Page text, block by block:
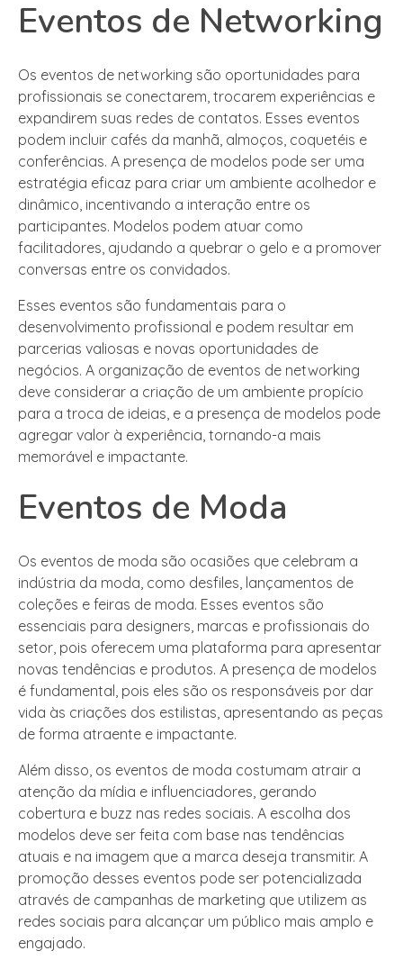
Eventos de Networking
Os eventos de networking são oportunidades para
profissionais se conectarem, trocarem experiências e
expandirem suas redes de contatos. Esses eventos
podem incluir cafés da manhã, almoços, coquetéis e
conferências. A presença de modelos pode ser uma
estratégia eficaz para criar um ambiente acolhedor e
dinâmico, incentivando a interação entre os
participantes. Modelos podem atuar como
facilitadores, ajudando a quebrar o gelo e a promover
conversas entre os convidados.
Esses eventos são fundamentais para o
desenvolvimento profissional e podem resultar em
parcerias valiosas e novas oportunidades de
negócios. A organização de eventos de networking
deve considerar a criação de um ambiente propício
para a troca de ideias, e a presença de modelos pode
agregar valor à experiência, tornando-a mais
memorável e impactante.
Eventos de Moda
Os eventos de moda são ocasiões que celebram a
indústria da moda, como desfiles, lançamentos de
coleções e feiras de moda. Esses eventos são
essenciais para designers, marcas e profissionais do
setor, pois oferecem uma plataforma para apresentar
novas tendências e produtos. A presença de modelos
é fundamental, pois eles são os responsáveis por dar
vida às criações dos estilistas, apresentando as peças
de forma atraente e impactante.
Além disso, os eventos de moda costumam atrair a
atenção da mídia e influenciadores, gerando
cobertura e buzz nas redes sociais. A escolha dos
modelos deve ser feita com base nas tendências
atuais e na imagem que a marca deseja transmitir. A
promoção desses eventos pode ser potencializada
através de campanhas de marketing que utilizem as
redes sociais para alcançar um público mais amplo e
engajado.